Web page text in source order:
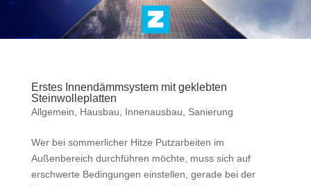
Erstes Innendämmsystem mit geklebten
Steinwolleplatten
Allgemein, Hausbau, Innenausbau, Sanierung
Wer bei sommerlicher Hitze Putzarbeiten im
Außenbereich durchführen möchte, muss sich auf
erschwerte Bedingungen einstellen, gerade bei der